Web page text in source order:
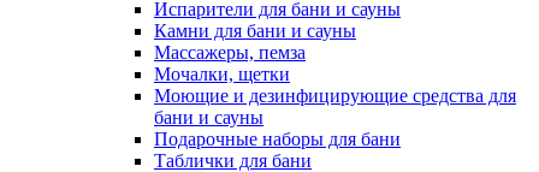
Испарители для бани и сауны
Камни для бани и сауны
Массажеры, пемза
Мочалки, щетки
Моющие и дезинфицирующие средства для
бани и сауны
Подарочные наборы для бани
Таблички для бани